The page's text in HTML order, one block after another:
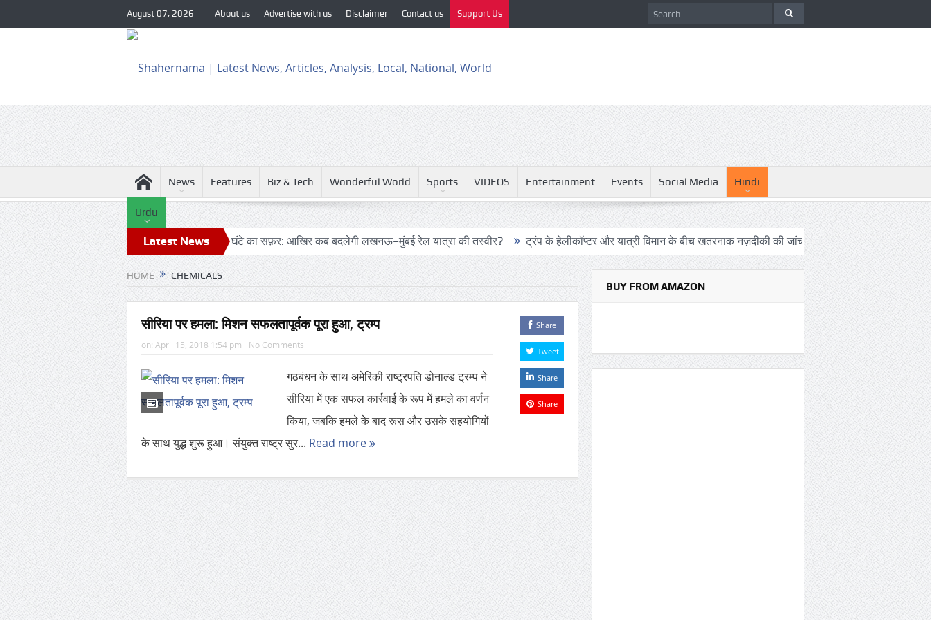
August 07, 2026 About us Advertise with us Disclaimer Contact us Support Us
News Features Biz & Tech Wonderful World Sports VIDEOS Entertainment Events Social Media Hindi
Urdu
Latest News
सुरक्षा एजेंसियों को हाई अलर्ट 24 घंटे का सफ़र: आखिर कब बदलेगी लखनऊ–मुंबई रेल यात्रा की तस्वीर? ट्रंप के हेलीकॉप्टर और यात्री विमान के बीच खतरनाक नज़दीकी की जांच रिपोर्ट: अपनी कक्षा से भटका SpaceX
HOME CHEMICALS
सीरिया पर हमला: मिशन सफलतापूर्वक पूरा हुआ, ट्रम्प
on: April 15, 2018 1:54 pm No Comments
गठबंधन के साथ अमेरिकी राष्ट्रपति डोनाल्ड ट्रम्प ने
सीरिया में एक सफल कार्रवाई के रूप में हमले का वर्णन
किया, जबकि हमले के बाद रूस और उसके सहयोगियों
के साथ युद्ध शुरू हुआ। संयुक्त राष्ट्र सुर... Read more
Share
Tweet
Share
Share
BUY FROM AMAZON